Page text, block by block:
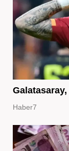
Haber7